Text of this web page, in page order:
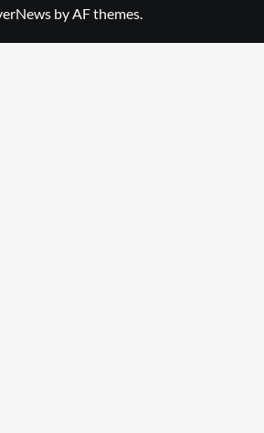
by AF themes.